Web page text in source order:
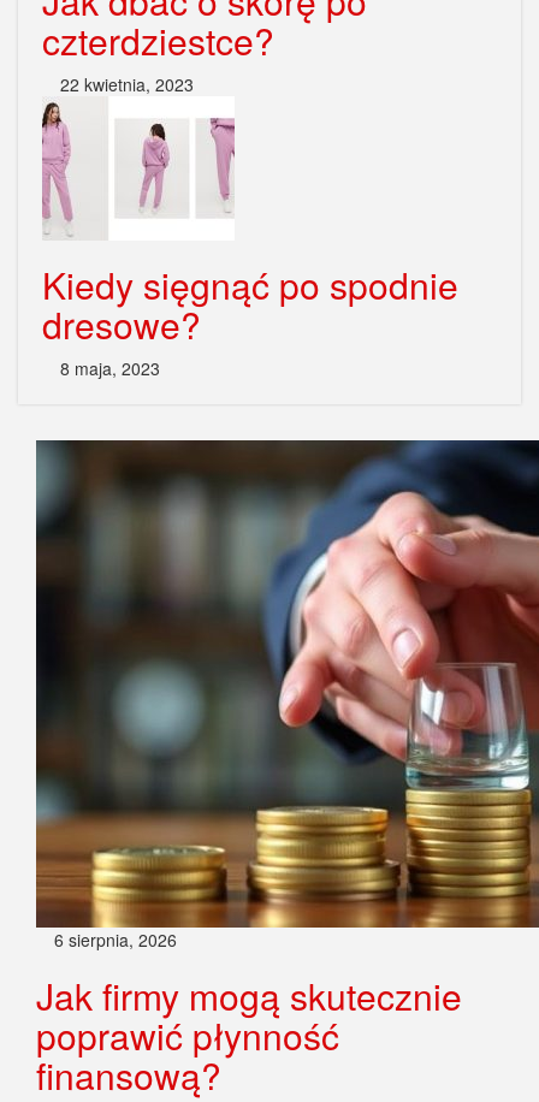
czterdziestce?
22 kwietnia, 2023
Kiedy sięgnąć po spodnie
dresowe?
8 maja, 2023
6 sierpnia, 2026
Jak firmy mogą skutecznie
poprawić płynność
finansową?